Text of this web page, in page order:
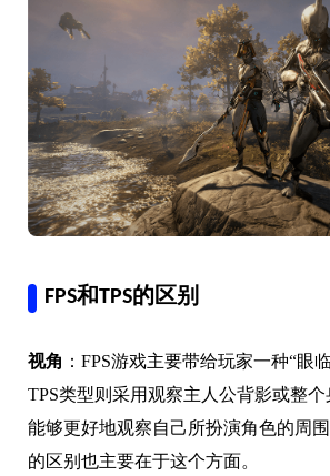
FPS和TPS的区别
视角 ：FPS游戏主要带给玩家一种“眼
TPS类型则采用观察主人公背影或整
能够更好地观察自己所扮演角色的周围
的区别也主要在于这个方面。